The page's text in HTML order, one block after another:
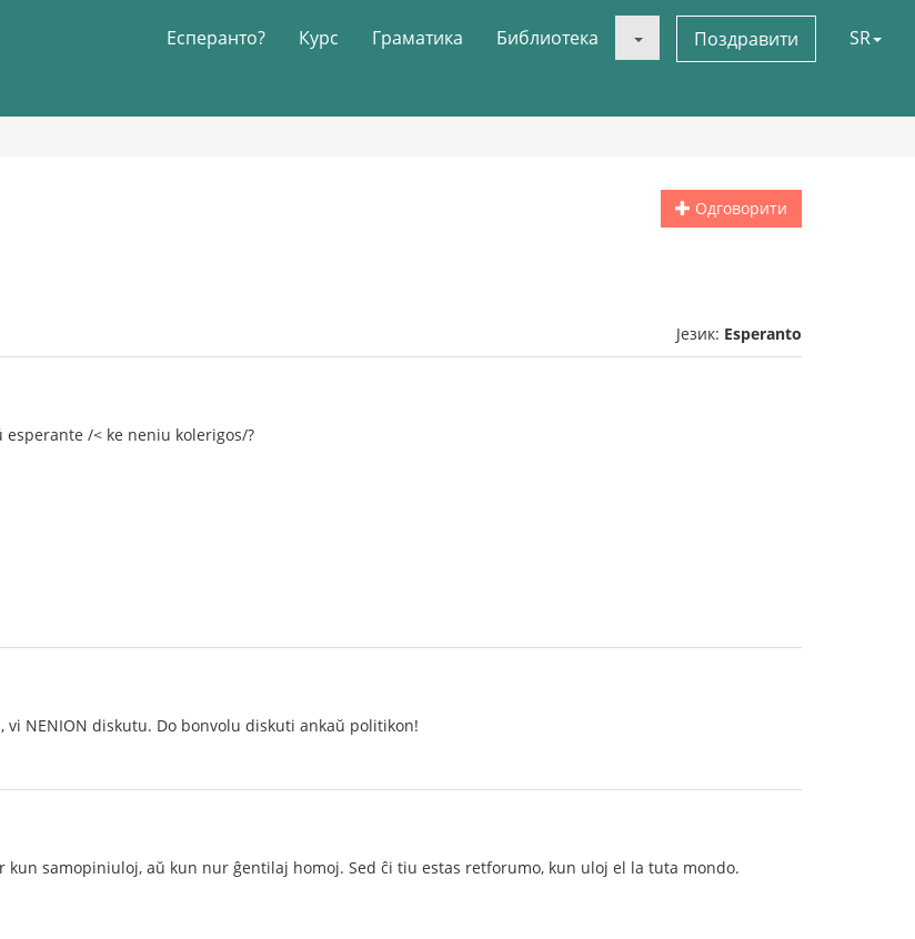
Есперанто? Курс Граматика Библиотека Поздравити SR
Одговорити
Језик: Esperanto
/< ke neniu kolerigos/?
vi NENION diskutu. Do bonvolu diskuti ankaŭ politikon!
kun samopiniuloj, aŭ kun nur ĝentilaj homoj. Sed ĉi tiu estas retforumo, kun uloj el la tuta mondo.